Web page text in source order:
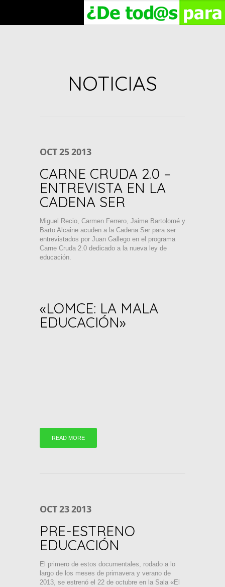
NOTICIAS
OCT252013
CARNE CRUDA 2.0 –
ENTREVISTA EN LA
CADENA SER
Miguel Recio, Carmen Ferrero, Jaime Bartolomé y
Barto Alcaine acuden a la Cadena Ser para ser
entrevistados por Juan Gallego en el programa
Carne Cruda 2.0 dedicado a la nueva ley de
educación.
«LOMCE: LA MALA
EDUCACIÓN»
READ MORE
OCT232013
PRE-ESTRENO
EDUCACIÓN
El primero de estos documentales, rodado a lo
largo de los meses de primavera y verano de
2013, se estrenó el 22 de octubre en la Sala «El